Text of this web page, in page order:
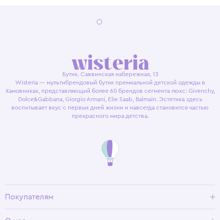
Бутик. Саввинская набережная, 13
Wisteria — мультибрендовый бутик премиальной детской одежды в
Хамовниках, представляющий более 60 брендов сегмента люкс: Givenchy,
Dolce&Gabbana, Giorgio Armani, Elie Saab, Balmain. Эстетика здесь
воспитывает вкус с первых дней жизни и навсегда становится частью
прекрасного мира детства.
Покупателям